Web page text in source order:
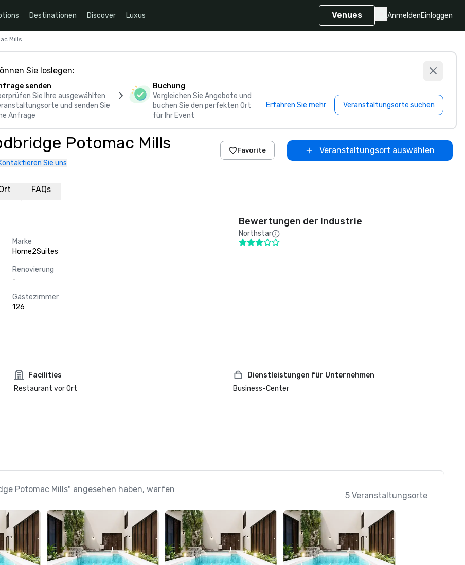
Destinationen Discover Luxus Venues AnmeldenEinloggen
Mills
Sie loslegen:
senden
Sie Ihre ausgewählten
und senden Sie
Anfrage
Buchung
Vergleichen Sie Angebote und
buchen Sie den perfekten Ort
für Ihr Event
Erfahren Sie mehr Veranstaltungsorte suchen
Potomac Mills
Sie uns
Favorite Veranstaltungsort auswählen
FAQs
Marke
Home2Suites
Renovierung
-
Gästezimmer
126
Bewertungen der Industrie
Northstar
Facilities
Restaurant vor Ort
Dienstleistungen für Unternehmen
Business-Center
Potomac Mills" angesehen haben, warfen
5 Veranstaltungsorte